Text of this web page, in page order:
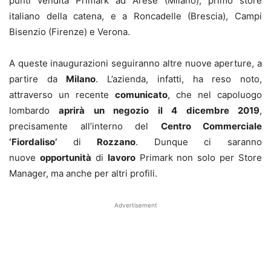
italiano della catena, e a Roncadelle (Brescia), Campi
Bisenzio (Firenze) e Verona.
A queste inaugurazioni seguiranno altre nuove aperture, a
partire da Milano. L’azienda, infatti, ha reso noto,
attraverso un recente comunicato, che nel capoluogo
lombardoaprirà un negozio il 4 dicembre 2019,
precisamente all’interno del Centro Commerciale
‘Fiordaliso’ di Rozzano. Dunque ci saranno
nuove opportunità di lavoroPrimark non solo per Store
Manager, ma anche per altri profili.
Advertisement